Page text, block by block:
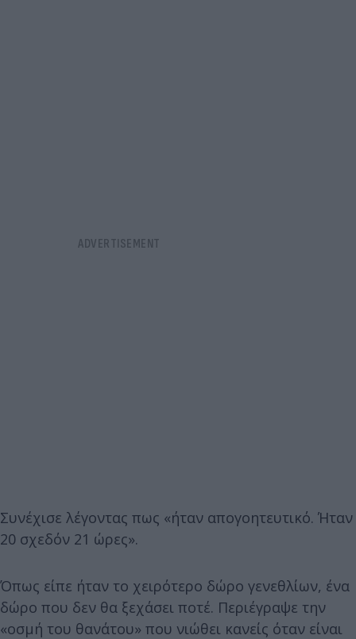
Συνέχισε λέγοντας πως «ήταν απογοητευτικό. Ήταν
20 σχεδόν 21 ώρες».
Όπως είπε ήταν το χειρότερο δώρο γενεθλίων, ένα
δώρο που δεν θα ξεχάσει ποτέ. Περιέγραψε την
«οσμή του θανάτου» που νιώθει κανείς όταν είναι